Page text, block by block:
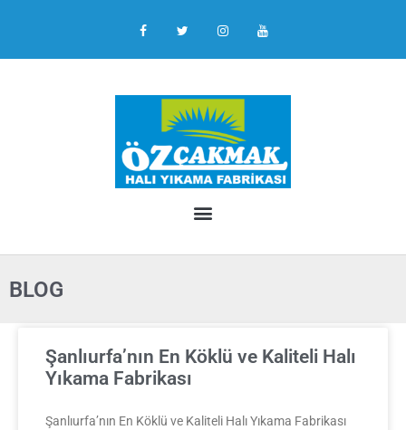
BLOG
Şanlıurfa’nın En Köklü ve Kaliteli Halı
Yıkama Fabrikası
Şanlıurfa’nın En Köklü ve Kaliteli Halı Yıkama Fabrikası